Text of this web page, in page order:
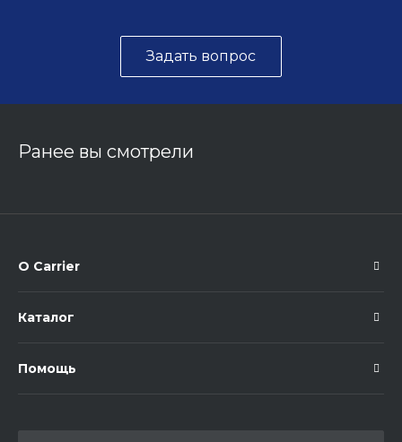
Задать вопрос
Ранее вы смотрели
О Carrier
Каталог
Помощь